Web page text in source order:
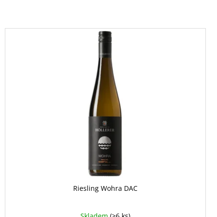
Riesling Wohra DAC